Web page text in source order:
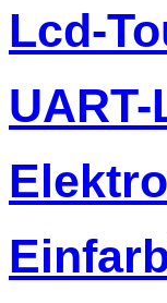
Lcd-